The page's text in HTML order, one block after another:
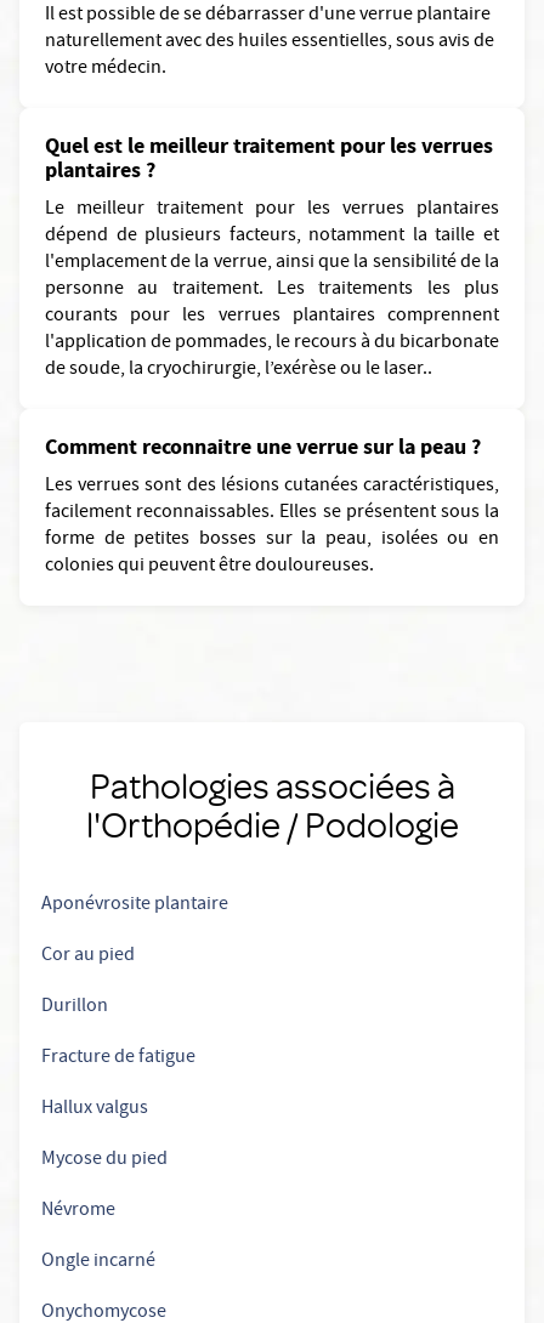
Il est possible de se débarrasser d'une verrue plantaire
naturellement avec des huiles essentielles, sous avis de
votre médecin.
Quel est le meilleur traitement pour les verrues
plantaires ?
Le meilleur traitement pour les verrues plantaires
dépend de plusieurs facteurs, notamment la taille et
l'emplacement de la verrue, ainsi que la sensibilité de la
personne au traitement. Les traitements les plus
courants pour les verrues plantaires comprennent
l'application de pommades, le recours à du bicarbonate
de soude, la cryochirurgie, l’exérèse ou le laser..
Comment reconnaitre une verrue sur la peau ?
Les verrues sont des lésions cutanées caractéristiques,
facilement reconnaissables. Elles se présentent sous la
forme de petites bosses sur la peau, isolées ou en
colonies qui peuvent être douloureuses.
Pathologies associées à
l'Orthopédie / Podologie
Aponévrosite plantaire
Cor au pied
Durillon
Fracture de fatigue
Hallux valgus
Mycose du pied
Névrome
Ongle incarné
Onychomycose